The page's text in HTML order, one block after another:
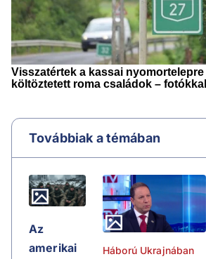
Továbbiak a témában
Az
amerikai
Háború Ukrajnában